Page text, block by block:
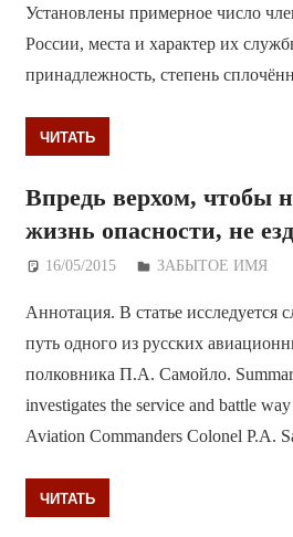
Установлены примерное число
России, места и характер их
принадлежность, степень
ЧИТАТЬ
Впредь верхом, чтобы
жизнь опасности, не
16/05/2015 Дежурный по
ЗАБЫТОЕ ИМЯ
Аннотация. В статье исследуется
путь одного из русских
полковника П.А. Самойло.
investigates the service and battle
Aviation Commanders Colonel P.A.
ЧИТАТЬ